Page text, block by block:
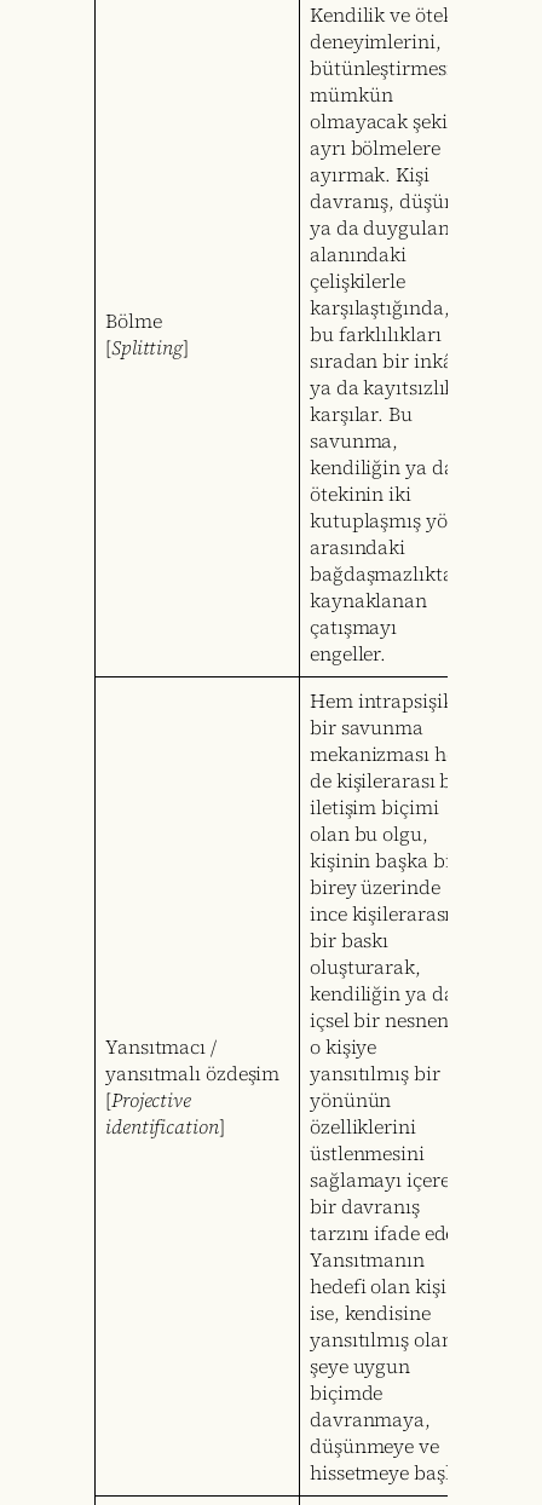
Bölme
[Splitting]
Kendilik ve öteki
deneyimlerini,
bütünleştirmesi
mümkün
olmayacak şekilde
ayrı bölmelere
ayırmak. Kişi
davranış, düşünce
ya da duygulanım
alanındaki
çelişkilerle
karşılaştığında,
bu farklılıkları
sıradan bir inkâr
ya da kayıtsızlıkla
karşılar. Bu
savunma,
kendiliğin ya da
ötekinin iki
kutuplaşmış yönü
arasındaki
bağdaşmazlıktan
kaynaklanan
çatışmayı
engeller.
Yansıtmacı /
yansıtmalı özdeşim
[Projective
identification]
Hem intrapsişik
bir savunma
mekanizması hem
de kişilerarası bir
iletişim biçimi
olan bu olgu,
kişinin başka bir
birey üzerinde
ince kişilerarası
bir baskı
oluşturarak,
kendiliğin ya da
içsel bir nesnenin
o kişiye
yansıtılmış bir
yönünün
özelliklerini
üstlenmesini
sağlamayı içeren
bir davranış
tarzını ifade eder.
Yansıtmanın
hedefi olan kişi
ise, kendisine
yansıtılmış olan
şeye uygun
biçimde
davranmaya,
düşünmeye ve
hissetmeye başlar.